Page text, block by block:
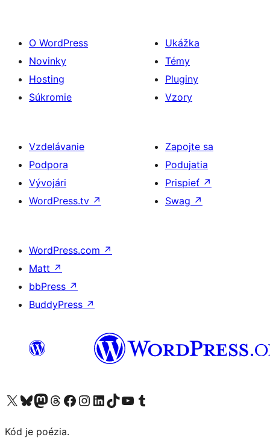
O WordPress
Novinky
Hosting
Súkromie
Ukážka
Témy
Pluginy
Vzory
Vzdelávanie
Podpora
Vývojári
WordPress.tv ↗
Zapojte sa
Podujatia
Prispieť ↗
Swag ↗
WordPress.com ↗
Matt ↗
bbPress ↗
BuddyPress ↗
Navštívte náš účet na X (predtým Twitter)
Navštívte náš účet na platforme Bluesky
Navštívte náš účet na Mastodone
Navštívte náš účet na platforme Threads
Navštívte našu stránku na Facebooku
Navštívte náš účet Instagram
Navštívte náš účet LinkedIn
Navštívte náš účet na platforme TikTok
Navštívte náš kanál YouTube
Navštívte náš účet na platforme Tumblr
Kód je poézia.